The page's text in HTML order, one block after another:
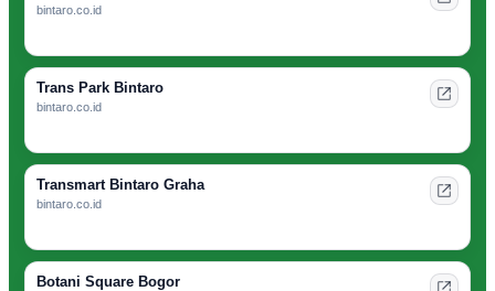
bintaro.co.id
Trans Park Bintaro
bintaro.co.id
Transmart Bintaro Graha
bintaro.co.id
Botani Square Bogor